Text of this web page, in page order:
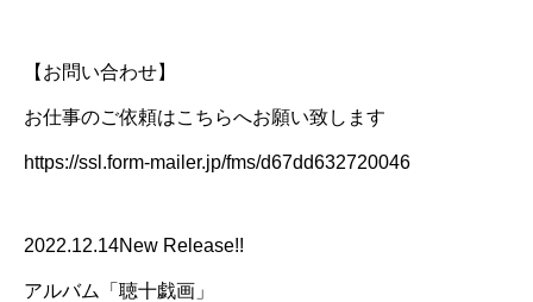
【お問い合わせ】
お仕事のご依頼はこちらへお願い致します
https://ssl.form-mailer.jp/fms/d67dd632720046
2022.12.14New Release!!
アルバム「聴十戯画」